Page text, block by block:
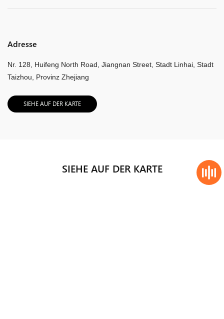
Adresse
Nr. 128, Huifeng North Road, Jiangnan Street, Stadt Linhai, Stadt
Taizhou, Provinz Zhejiang
SIEHE AUF DER KARTE
SIEHE AUF DER KARTE